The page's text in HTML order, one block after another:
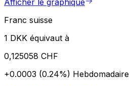
Franc suisse
1 DKK équivaut à
0,125058 CHF
+0.0003 (0.24%) Hebdomadaire